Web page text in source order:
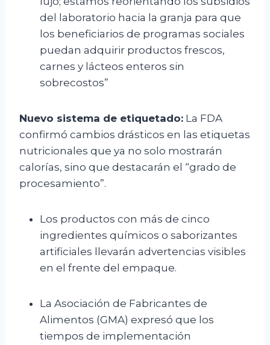
del laboratorio hacia la granja para que
los beneficiarios de programas sociales
puedan adquirir productos frescos,
carnes y lácteos enteros sin
sobrecostos”
Nuevo sistema de etiquetado: La FDA
confirmó cambios drásticos en las etiquetas
nutricionales que ya no solo mostrarán
calorías, sino que destacarán el “grado de
procesamiento”.
Los productos con más de cinco
ingredientes químicos o saborizantes
artificiales llevarán advertencias visibles
en el frente del empaque.
La Asociación de Fabricantes de
Alimentos (GMA) expresó que los
tiempos de implementación